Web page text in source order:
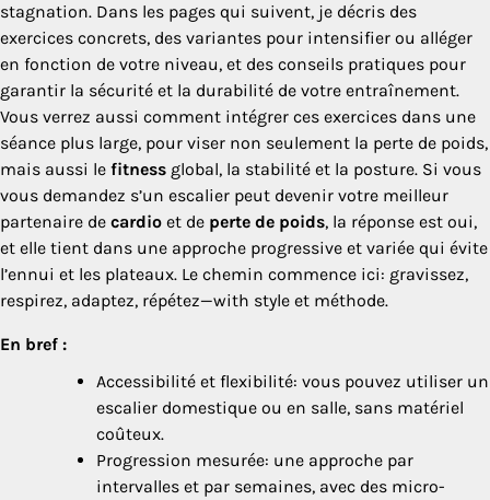
stagnation. Dans les pages qui suivent, je décris des
exercices concrets, des variantes pour intensifier ou alléger
en fonction de votre niveau, et des conseils pratiques pour
garantir la sécurité et la durabilité de votre entraînement.
Vous verrez aussi comment intégrer ces exercices dans une
séance plus large, pour viser non seulement la perte de poids,
mais aussi le fitness global, la stabilité et la posture. Si vous
vous demandez s’un escalier peut devenir votre meilleur
partenaire de cardio et de perte de poids, la réponse est oui,
et elle tient dans une approche progressive et variée qui évite
l’ennui et les plateaux. Le chemin commence ici: gravissez,
respirez, adaptez, répétez—with style et méthode.
En bref :
Accessibilité et flexibilité: vous pouvez utiliser un
escalier domestique ou en salle, sans matériel
coûteux.
Progression mesurée: une approche par
intervalles et par semaines, avec des micro-